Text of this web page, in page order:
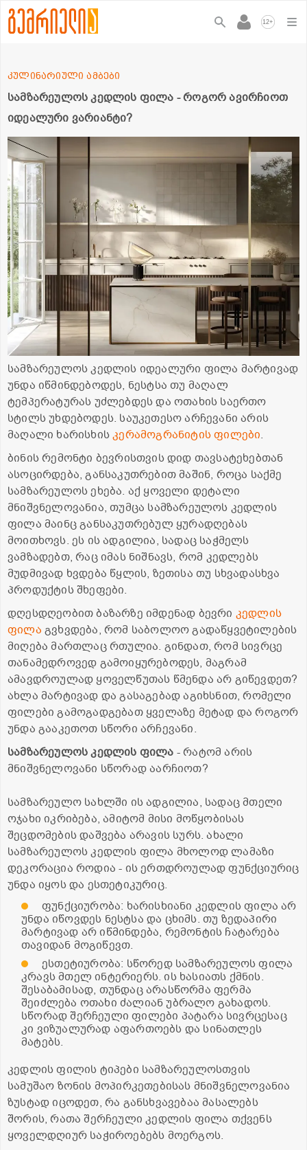
12+
სამზარეულოს კედლის ფილა - როგორ ავირჩიოთ
იდეალური ვარიანტი?
კულინარიული ამბები
სამზარეულოს კედლის იდეალური ფილა მარტივად
უნდა იწმინდებოდეს, ნესტსა თუ მაღალ
ტემპერატურას უძლებდეს და ოთახის საერთო
სტილს უხდებოდეს. საუკეთესო არჩევანი არის
მაღალი ხარისხისკერამოგრანიტის ფილები.
ბინის რემონტი ბევრისთვის დიდ თავსატეხებთან
ასოცირდება, განსაკუთრებით მაშინ, როცა საქმე
სამზარეულოს ეხება. აქ ყოველი დეტალი
მნიშვნელოვანია, თუმცა სამზარეულოს კედლის
ფილა მაინც განსაკუთრებულ ყურადღებას
მოითხოვს. ეს ის ადგილია, სადაც საჭმელს
ვამზადებთ, რაც იმას ნიშნავს, რომ კედლებს
მუდმივად ხვდება წყლის, ზეთისა თუ სხვადასხვა
პროდუქტის შხეფები.
დღესდღეობით ბაზარზე იმდენად ბევრი კედლის
ფილა გვხვდება, რომ საბოლოო გადაწყვეტილების
მიღება მართლაც რთულია. გინდათ, რომ სივრცე
თანამედროვედ გამოიყურებოდეს, მაგრამ
ამავდროულად ყოველწუთას წმენდა არ გიწევდეთ?
ახლა მარტივად და გასაგებად აგიხსნით, რომელი
ფილები გამოგადგებათ ყველაზე მეტად და როგორ
უნდა გააკეთოთ სწორი არჩევანი.
სამზარეულოს კედლის ფილა - რატომ არის
მნიშვნელოვანი სწორად აარჩიოთ?
სამზარეულო სახლში ის ადგილია, სადაც მთელი
ოჯახი იკრიბება, ამიტომ მისი მოწყობისას
შეცდომების დაშვება არავის სურს. ახალი
სამზარეულოს კედლის ფილა მხოლოდ ლამაზი
დეკორაცია როდია - ის ერთდროულად ფუნქციურიც
უნდა იყოს და ესთეტიკურიც.
ფუნქციურობა: ხარისხიანი კედლის ფილა არ
უნდა იწოვდეს ნესტსა და ცხიმს. თუ ზედაპირი
მარტივად არ იწმინდება, რემონტის ჩატარება
თავიდან მოგიწევთ.
ესთეტიურობა: სწორედ სამზარეულოს ფილა
კრავს მთელ ინტერიერს. ის ხასიათს ქმნის.
შესაბამისად, თუნდაც არასწორმა ფერმა
შეიძლება ოთახი ძალიან უბრალო გახადოს.
სწორად შერჩეული ფილები პატარა სივრცესაც
კი ვიზუალურად აფართოებს და სინათლეს
მატებს.
კედლის ფილის ტიპები სამზარეულოსთვის
სამუშაო ზონის მოპირკეთებისას მნიშვნელოვანია
ზუსტად იცოდეთ, რა განსხვავებაა მასალებს
შორის, რათა შერჩეული კედლის ფილა თქვენს
ყოველდღიურ საჭიროებებს მოერგოს.